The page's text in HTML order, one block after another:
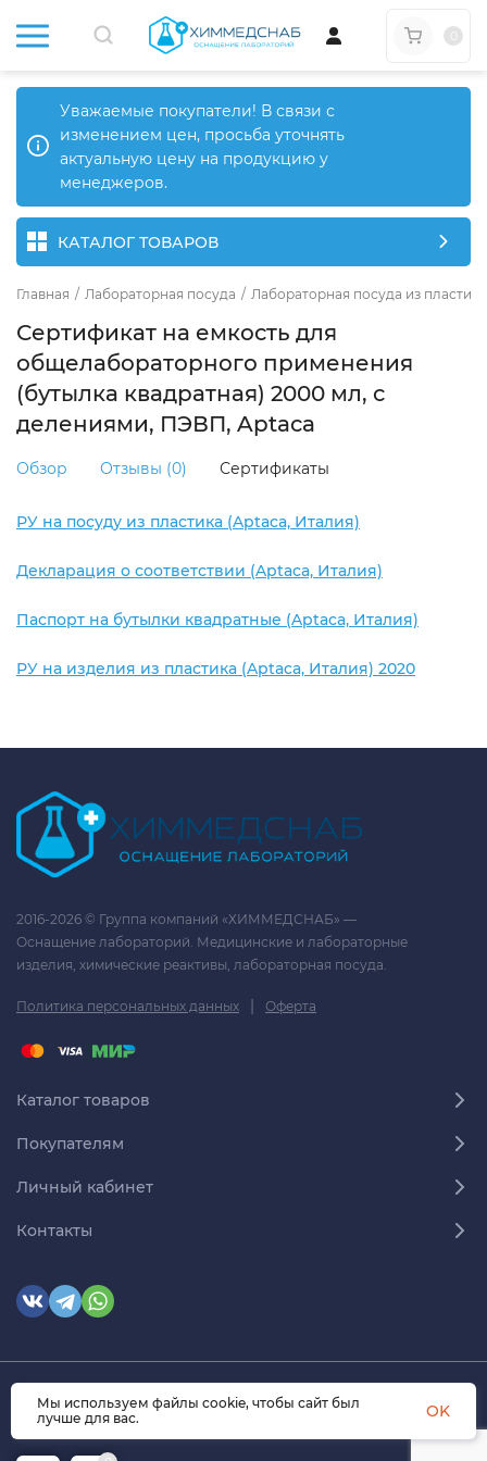
Уважаемые покупатели! В связи с
изменением цен, просьба уточнять
актуальную цену на продукцию у
менеджеров.
КАТАЛОГ ТОВАРОВ
Главная / Лабораторная посуда / Лабораторная посуда из пластика
Сертификат на емкость для
общелабораторного применения
(бутылка квадратная) 2000 мл, с
делениями, ПЭВП, Aptaca
Обзор Отзывы (0) Сертификаты
РУ на посуду из пластика (Aptaca, Италия)
Декларация о соответствии (Aptaca, Италия)
Паспорт на бутылки квадратные (Aptaca, Италия)
РУ на изделия из пластика (Aptaca, Италия) 2020
2016-2026 © Группа компаний «ХИММЕДСНАБ» —
Оснащение лабораторий. Медицинские и лабораторные
изделия, химические реактивы, лабораторная посуда.
Политика персональных данных | Оферта
Каталог товаров
Покупателям
Личный кабинет
Контакты
© 2026 himmedsnab.ru. Все права защищены
Мы используем файлы cookie, чтобы сайт был
лучше для вас.
OK